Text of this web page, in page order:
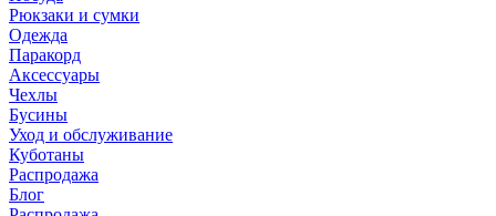
Рюкзаки и сумки
Одежда
Паракорд
Аксессуары
Чехлы
Бусины
Уход и обслуживание
Куботаны
Распродажа
Блог